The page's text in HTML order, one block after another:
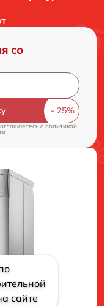
со
cполитикой
сайте